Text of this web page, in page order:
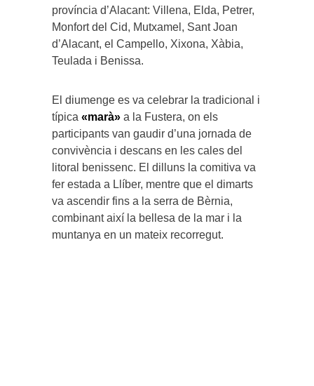
província d’Alacant: Villena, Elda, Petrer,
Monfort del Cid, Mutxamel, Sant Joan
d’Alacant, el Campello, Xixona, Xàbia,
Teulada i Benissa.
El diumenge es va celebrar la tradicional i
típica «marà» a la Fustera, on els
participants van gaudir d’una jornada de
convivència i descans en les cales del
litoral benissenc. El dilluns la comitiva va
fer estada a Llíber, mentre que el dimarts
va ascendir fins a la serra de Bèrnia,
combinant així la bellesa de la mar i la
muntanya en un mateix recorregut.